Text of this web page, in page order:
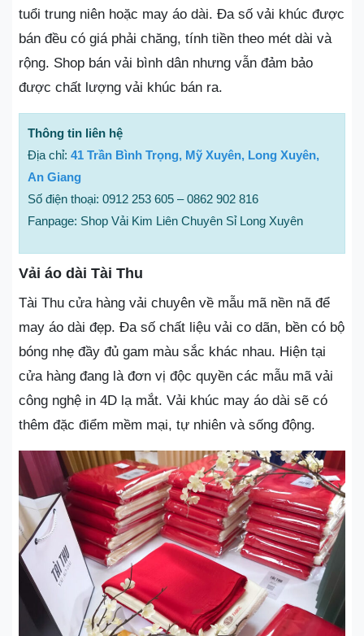
tuổi trung niên hoặc may áo dài. Đa số vải khúc được
bán đều có giá phải chăng, tính tiền theo mét dài và
rộng. Shop bán vải bình dân nhưng vẫn đảm bảo
được chất lượng vải khúc bán ra.
Thông tin liên hệ
Địa chỉ: 41 Trần Bình Trọng, Mỹ Xuyên, Long Xuyên,
An Giang
Số điện thoại: 0912 253 605 – 0862 902 816
Fanpage: Shop Vải Kim Liên Chuyên Sỉ Long Xuyên
Vải áo dài Tài Thu
Tài Thu cửa hàng vải chuyên về mẫu mã nền nã để
may áo dài đẹp. Đa số chất liệu vải co dãn, bền có bộ
bóng nhẹ đầy đủ gam màu sắc khác nhau. Hiện tại
cửa hàng đang là đơn vị độc quyền các mẫu mã vải
công nghệ in 4D lạ mắt. Vải khúc may áo dài sẽ có
thêm đặc điểm mềm mại, tự nhiên và sống động.